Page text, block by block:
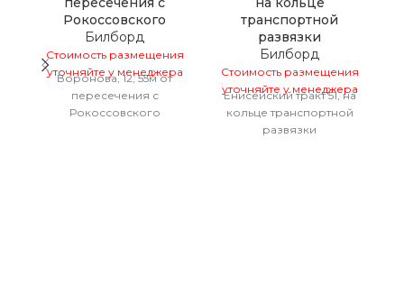
Рокоссовского
Билборд
Стоимость размещения
уточняйте у менеджера
Воронова, 12, 55м от
пересечения с
Рокоссовского
транспортной
развязки
Билборд
Стоимость размещения
уточняйте у менеджера
Енисейский тракт 51, на
кольце транспортной
развязки